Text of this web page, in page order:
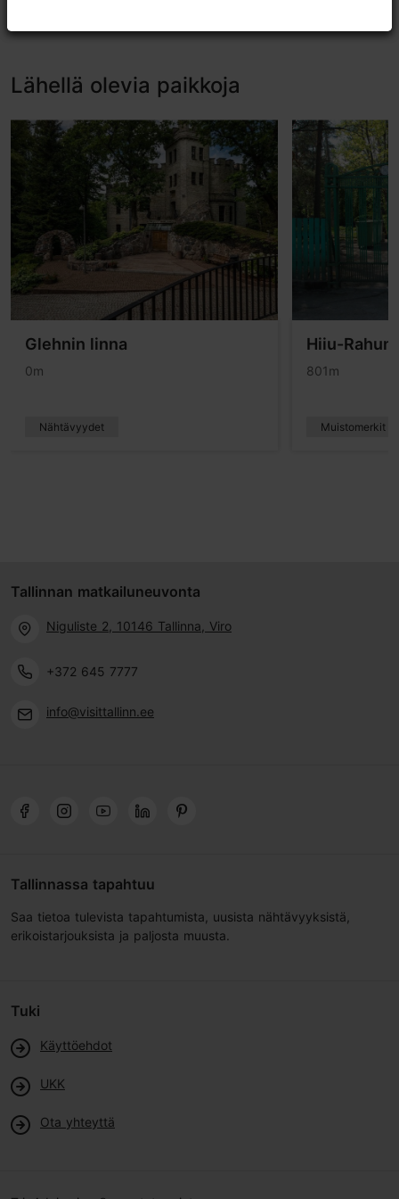
Lähellä olevia paikkoja
Glehnin linna
0m
Nähtävyydet
Hiiu-Rahun
801m
Muistomerkit
Tallinnan matkailuneuvonta
Niguliste 2, 10146 Tallinna, Viro
+372 645 7777
info@visittallinn.ee
Tallinnassa tapahtuu
Saa tietoa tulevista tapahtumista, uusista nähtävyyksistä,
erikoistarjouksista ja paljosta muusta.
Tuki
Käyttöehdot
UKK
Ota yhteyttä